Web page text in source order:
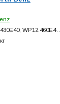
WP12.460E4…